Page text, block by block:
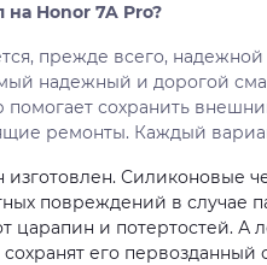
на Honor 7A Pro?
прежде всего,
надежный и дорогой
сохранить
ремонты. Каждый
изготовлен.
повреждений в случае
царапин и потертостей.
его первозданный